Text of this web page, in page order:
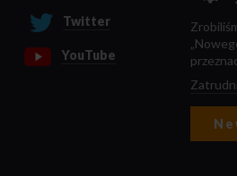
Twitter
YouTube